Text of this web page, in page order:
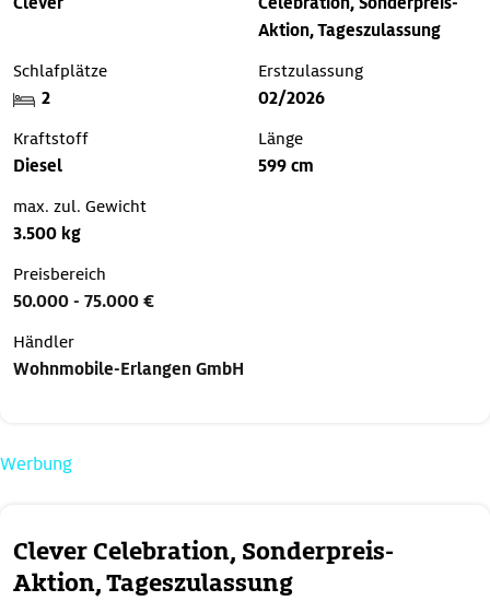
Clever Celebration, Sonderpreis-
Aktion, Tageszulassung
Aktion, Tageszulassung
Schlafplätze
2
Erstzulassung
02/2026
Kraftstoff
Diesel
Länge
599 cm
max. zul. Gewicht
3.500 kg
Preisbereich
50.000 - 75.000 €
Händler
Wohnmobile-Erlangen GmbH
Werbung